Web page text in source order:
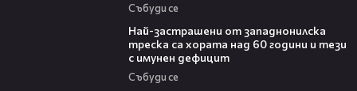
Събуди се
Най-застрашени от западнонилска
треска са хората над 60 години и тези
с имунен дефицит
Събуди се